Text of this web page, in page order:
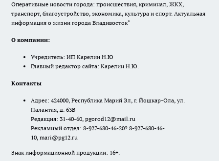
Оперативные новости города: происшествия, криминал, ЖКХ,
транспорт, благоустройство, экономика, культура и спорт. Актуальная
информация о жизни города Владивосток"
О компании:
Учредитель: ИП Карелин Н.Ю
Главный редактор сайта: Карелин Н.Ю.
Контакты
Адрес: 424000, Республика Марий Эл, г. Йошкар-Ола, ул.
Палантая, д. 63В
Редакция: 31-40-60, pgorod12@mail.ru
Рекламный отдел: 8-927-680-46-20? 8-927-680-46-
10, mari@pg12.ru
Знак информационной продукции: 16+.